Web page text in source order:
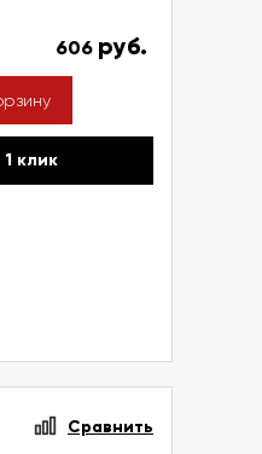
606 руб.
1 клик
Сравнить